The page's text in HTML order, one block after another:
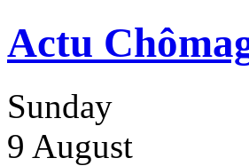
Actu
Sunday
9 August